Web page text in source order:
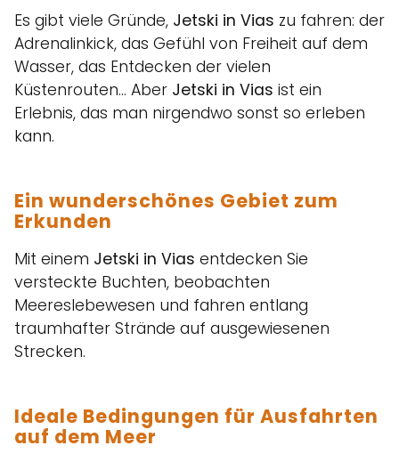
Es gibt viele Gründe, Jetski in Vias zu fahren: der
Adrenalinkick, das Gefühl von Freiheit auf dem
Wasser, das Entdecken der vielen
Küstenrouten… Aber Jetski in Vias ist ein
Erlebnis, das man nirgendwo sonst so erleben
kann.
Ein wunderschönes Gebiet zum
Erkunden
Mit einem Jetski in Vias entdecken Sie
versteckte Buchten, beobachten
Meereslebewesen und fahren entlang
traumhafter Strände auf ausgewiesenen
Strecken.
Ideale Bedingungen für Ausfahrten
auf dem Meer